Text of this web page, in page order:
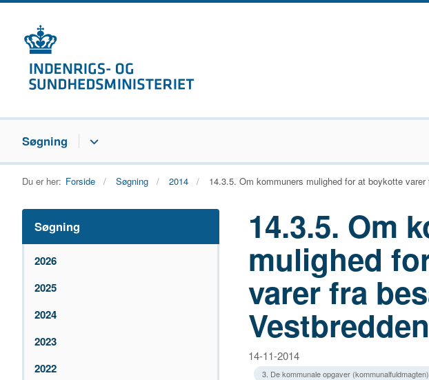
Søgning
Du er her: Forside Søgning 2014 14.3.5. Om kommuners mulighed for at boykotte
Søgning
2026
2025
2024
2023
2022
14.3.5. Om
mulighed
varer fra
Vestbredden
14-11-2014
3. De kommunale opgaver (kommunalfuldmagten)